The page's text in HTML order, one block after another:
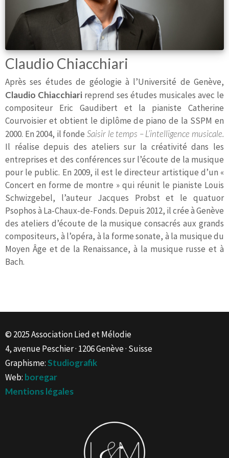
Claudio Chiacchiari
Après ses études de géologie à l’Université de Genève,
Claudio Chiacchiari reprend ses études musicales avec le
compositeur Eric Gaudibert et la pianiste Catherine
Courvoisier et obtient le diplôme de piano de la SSPM en
2000. En 2004, il fonde Saisir le temps – L’intelligence musicale.
Il réalise depuis des ateliers sur la créativité dans les
entreprises et des conférences sur l’écoute de la musique
pour le public. En 2009, il est le directeur artistique d’un «
Concert en forme de montre » qui réunit le pianiste Louis
Schwizgebel, l’auteur Jacques Probst et le quatuor
Psophos à La-Chaux-de-Fonds. Depuis 2012, il crée à Genève
des ateliers d’écoute de la musique consacrés aux grands
compositeurs, à l’opéra, à la forme sonate, à la musique du
Moyen Âge et de la Renaissance, à la musique russe et à
Bach.
© 2025 Association Lied et Mélodie
4, avenue Peschier · 1206 Genève · Suisse
Graphisme:Studiografik
Web: boregar
Mentions légales